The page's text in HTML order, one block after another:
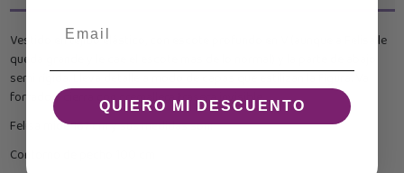
Vestido en tejido elástico, con escote profundo en V (aunque a Felisa le
queda grande y le cae el escote mas de lo normal) y la parte de abajo
semi rígida. Lleva detalle a modo de capas que estilizan la figura. Va
forrado y cierra con cremallera trasera invisible.
Felisa mide 167 cm y sus medidas son:
Contorno de pecho 100 cm
QUIERO MI DESCUENTO